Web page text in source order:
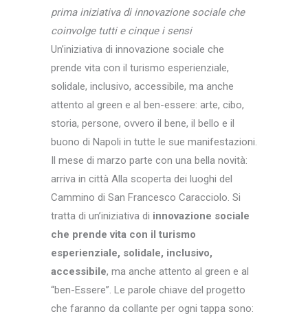
prima iniziativa di innovazione sociale che
coinvolge tutti e cinque i sensi
Un’iniziativa di innovazione sociale che
prende vita con il turismo esperienziale,
solidale, inclusivo, accessibile, ma anche
attento al green e al ben-essere: arte, cibo,
storia, persone, ovvero il bene, il bello e il
buono di Napoli in tutte le sue manifestazioni.
Il mese di marzo parte con una bella novità:
arriva in città Alla scoperta dei luoghi del
Cammino di San Francesco Caracciolo. Si
tratta di un’iniziativa di innovazione sociale
che prende vita con il turismo
esperienziale, solidale, inclusivo,
accessibile, ma anche attento al green e al
“ben-Essere”. Le parole chiave del progetto
che faranno da collante per ogni tappa sono: